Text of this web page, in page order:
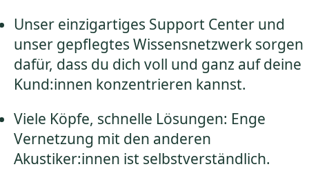
Unser einzigartiges Support Center und
unser gepflegtes Wissensnetzwerk sorgen
dafür, dass du dich voll und ganz auf deine
Kund:innen konzentrieren kannst.
Viele Köpfe, schnelle Lösungen: Enge
Vernetzung mit den anderen
Akustiker:innen ist selbstverständlich.